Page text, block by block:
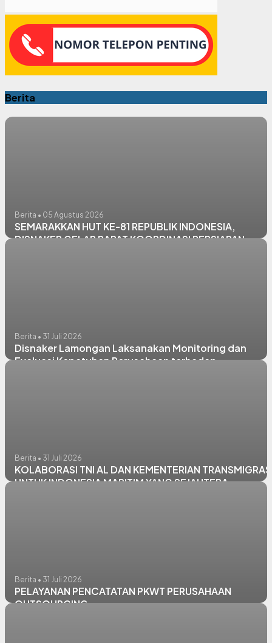
Berita
Berita • 05 Agustus 2026
SEMARAKKAN HUT KE-81 REPUBLIK INDONESIA,
DISNAKER GELAR RAPAT KOORDINASI PERSIAPAN
Berita • 31 Juli 2026
Disnaker Lamongan Laksanakan Monitoring dan
Evaluasi Kepatuhan Perusahaan terhadap
Berita • 31 Juli 2026
KOLABORASI TNI AL DAN KEMENTERIAN
UNTUK INDONESIA MARITIM YANG SEJAHTERA
Berita • 31 Juli 2026
PELAYANAN PENCATATAN PKWT PERUSAHAAN
OUTSOURCING